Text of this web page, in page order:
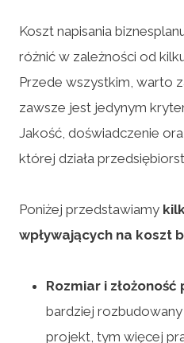
Koszt napisania
różnić w zależności od
Przede wszystkim, warto
zawsze jest jedynym
Jakość, doświadczenie
której działa
Poniżej przedstawiamy
wpływających na koszt
Rozmiar i
bardziej
projekt, tym więcej